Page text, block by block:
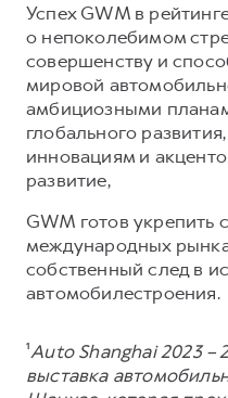
Успех GWM в
о непоколебимом
совершенству и
мировой
амбициозными
глобального
инновациям и
развитие,
GWM готов укрепить
международных
собственный след в
автомобилестроения.
¹Auto Shanghai 2023 –
выставка